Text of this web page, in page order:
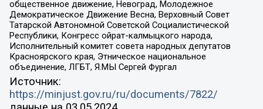
общественное движение, Невоград, Молодежное
Демократическое Движение Весна, Верховный Совет
Татарской Автономной Советской Социалистической
Республики, Конгресс ойрат-калмыцкого народа,
Исполнительный комитет совета народных депутатов
Красноярского края, Этническое национальное
объединение, ЛГБТ, Я.МЫ Сергей Фургал
Источник:
https://minjust.gov.ru/ru/documents/7822/